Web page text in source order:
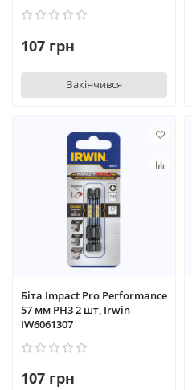
107 грн
Закінчився
Біта Impact Pro Performance
57 мм PH3 2 шт, Irwin
IW6061307
107 грн